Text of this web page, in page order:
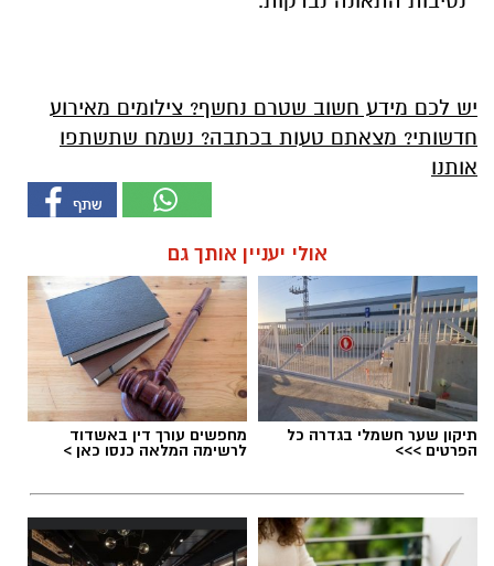
יש לכם מידע חשוב שטרם נחשף? צילומים מאירוע
חדשותי? מצאתם טעות בכתבה? נשמח שתשתפו
אותנו
אולי יעניין אותך גם
תיקון שער חשמלי בגדרה כל
הפרטים >>>
מחפשים עורך דין באשדוד
לרשימה המלאה כנסו כאן >